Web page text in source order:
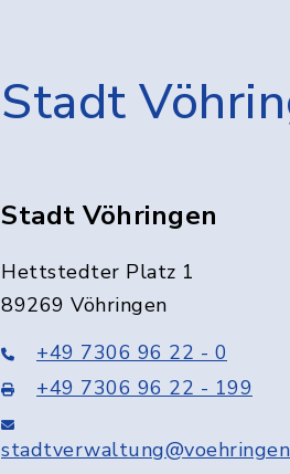
Stadt
Stadt Vöhringen
Hettstedter Platz 1
89269 Vöhringen
+49 7306 96 22 - 0
+49 7306 96 22 - 199